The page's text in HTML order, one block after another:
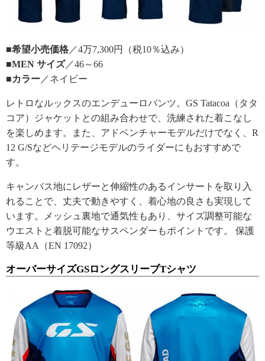
■希望小売価格／4万7,300円（税10％込み）
■MEN サイズ／46～66
■カラー／ネイビー
レトロなルックスのエンデューロパンツ。GS Tatacoa（タタ
コア）ジャケットとの組み合わせで、洗練された着こなし
を楽しめます。また、アドベンチャーモデルだけでなく、R
12 G/Sなどヘリテージモデルのライダーにもおすすめで
す。
キャンバス地にレザーと伸縮性のあるインサートを取り入
れることで、丈夫で動きやすく、着心地の良さも実現して
います。メッシュ裏地で通気性もあり、サイズ調整可能な
ウエストと着脱可能なサスペンダーもポイントです。 保護
等級AA（EN 17092）
オーバーサイズGSロングスリーブTシャツ